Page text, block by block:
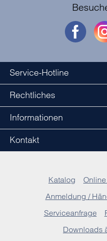
Service-Hotline
Rechtliches
Informationen
Kontakt
Katalog
Anmeldung /
Serviceanfrage
Downloads